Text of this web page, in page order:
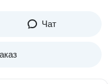
Чат